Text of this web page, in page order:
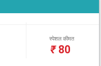
स्पेशल कीमत
₹80